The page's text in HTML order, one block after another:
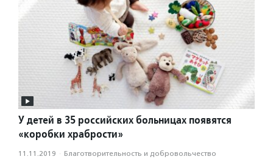
У детей в 35 российских больницах появятся
«коробки храбрости»
11.11.2019 · Благотвори­тель­ность и доброволь­чест­во